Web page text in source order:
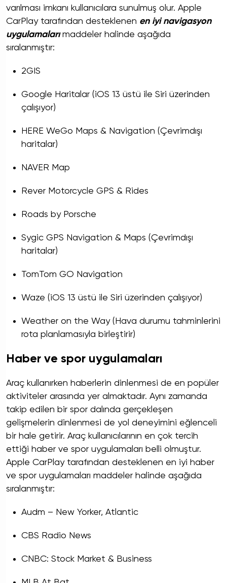
varılması imkanı kullanıcılara sunulmuş olur. Apple
CarPlay tarafından desteklenen en iyi navigasyon
uygulamalarımaddeler halinde aşağıda
sıralanmıştır:
2GIS
Google Haritalar (iOS 13 üstü ile Siri üzerinden
çalışıyor)
HERE WeGo Maps & Navigation (Çevrimdışı
haritalar)
NAVER Map
Rever Motorcycle GPS & Rides
Roads by Porsche
Sygic GPS Navigation & Maps (Çevrimdışı
haritalar)
TomTom GO Navigation
Waze (iOS 13 üstü ile Siri üzerinden çalışıyor)
Weather on the Way (Hava durumu tahminlerini
rota planlamasıyla birleştirir)
Haber ve spor uygulamaları
Araç kullanırken haberlerin dinlenmesi de en popüler
aktiviteler arasında yer almaktadır. Aynı zamanda
takip edilen bir spor dalında gerçekleşen
gelişmelerin dinlenmesi de yol deneyimini eğlenceli
bir hale getirir. Araç kullanıcılarının en çok tercih
ettiği haber ve spor uygulamaları belli olmuştur.
Apple CarPlay tarafından desteklenen en iyi haber
ve spor uygulamaları maddeler halinde aşağıda
sıralanmıştır:
Audm – New Yorker, Atlantic
CBS Radio News
CNBC: Stock Market & Business